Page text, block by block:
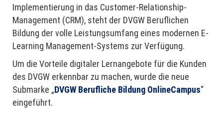
Implementierung in das Customer-Relationship-
Management (CRM), steht der DVGW Beruflichen
Bildung der volle Leistungsumfang eines modernen E-
Learning Management-Systems zur Verfügung.
Um die Vorteile digitaler Lernangebote für die Kunden
des DVGW erkennbar zu machen, wurde die neue
Submarke „DVGW Berufliche Bildung OnlineCampus“
eingeführt.